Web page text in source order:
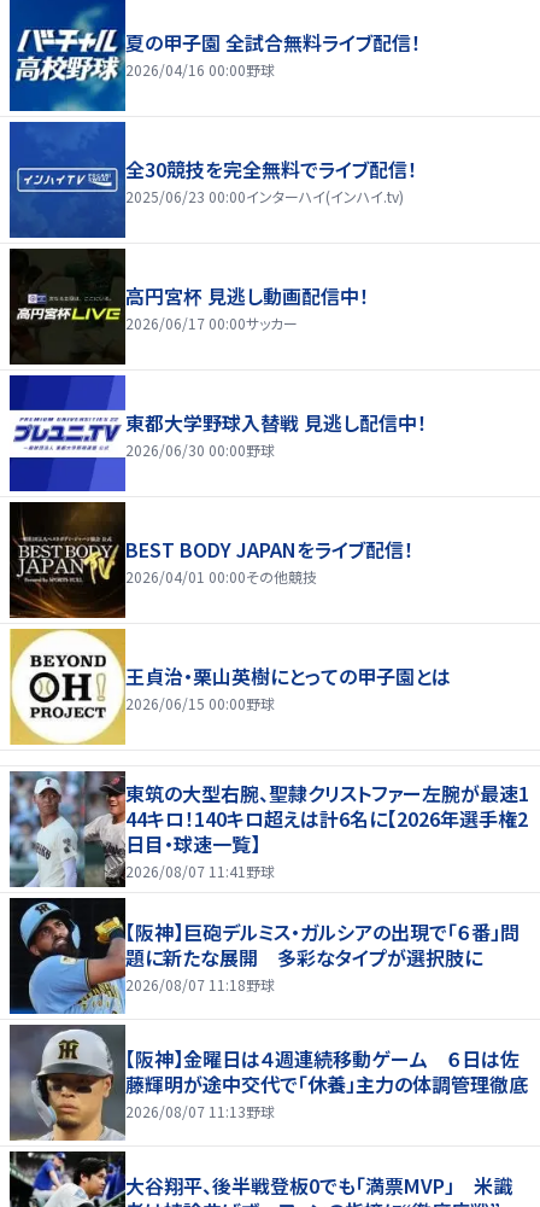
夏の甲子園 全試合無料ライブ配信！
2026/04/16 00:00野球
全30競技を完全無料でライブ配信！
2025/06/23 00:00インターハイ(インハイ.tv)
高円宮杯 見逃し動画配信中！
2026/06/17 00:00サッカー
東都大学野球入替戦 見逃し配信中！
2026/06/30 00:00野球
BEST BODY JAPANをライブ配信！
2026/04/01 00:00その他競技
王貞治・栗山英樹にとっての甲子園とは
2026/06/15 00:00野球
東筑の大型右腕、聖隷クリストファー左腕が最速1
44キロ！140キロ超えは計6名に【2026年選手権2
日目・球速一覧】
2026/08/07 11:41 野球
【阪神】巨砲デルミス・ガルシアの出現で「６番」問
題に新たな展開 多彩なタイプが選択肢に
2026/08/07 11:18野球
【阪神】金曜日は４週連続移動ゲーム ６日は佐
藤輝明が途中交代で「休養」主力の体調管理徹底
2026/08/07 11:13野球
大谷翔平、後半戦登板0でも「満票MVP」 米識